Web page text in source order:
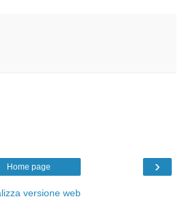
›
Home page
versione web